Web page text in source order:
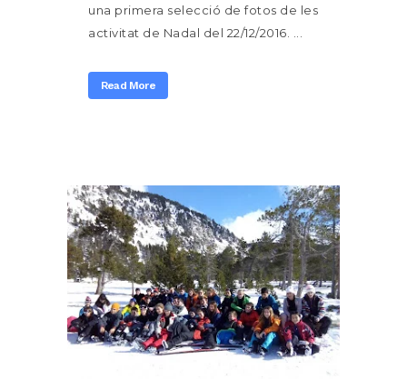
una primera selecció de fotos de les
activitat de Nadal del 22/12/2016. ...
Read More